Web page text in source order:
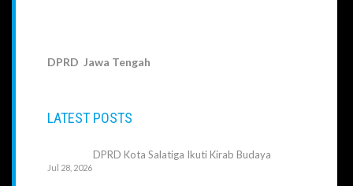
DPRD Jawa Tengah
LATEST POSTS
DPRD Kota Salatiga Ikuti Kirab Budaya
Jul 28, 2026